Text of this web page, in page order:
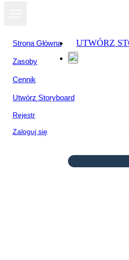
Strona Główna
Zasoby
Cennik
Utwórz Storyboard
Rejestr
Zaloguj się
UTWÓRZ
Nagłówek
STWÓRZ